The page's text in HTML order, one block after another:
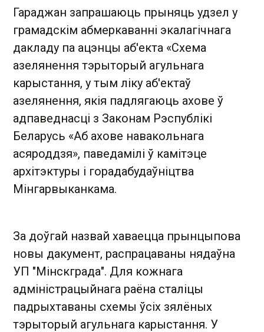
Гараджан запрашаюць прыняць удзел у
грамадскім абмеркаванні экалагічнага
дакладу па ацэнцы аб'екта «Схема
азелянення тэрыторый агульнага
карыстання, у тым ліку аб'ектаў
азелянення, якія падлягаюць ахове ў
адпаведнасці з Законам Рэспублікі
Беларусь «Аб ахове навакольнага
асяроддзя», паведамілі ў камітэце
архітэктуры і горадабудаўніцтва
Мінгарвыканкама.
За доўгай назвай хаваецца прынцыпова
новы дакумент, распрацаваны нядаўна
УП "Мінскграда". Для кожнага
адміністрацыйнага раёна сталіцы
падрыхтаваны схемы ўсіх зялёных
тэрыторый агульнага карыстання. У